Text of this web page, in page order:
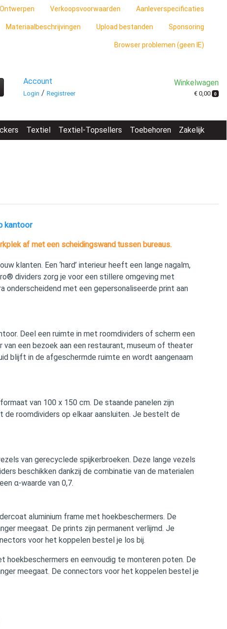
Ontwerpen Verkoopsvoorwaarden Aanleverspecificaties
Materiaalbeschrijvingen Upload bestanden Sponsoring
Browser problemen (geen IE)
Account
Login /Registreer
Winkelwagen
€ 0,00 0
Textiel Textiel-Topsellers Toebehoren Zakelijk
kantoor
af met een scheidingswand tussen bureaus.
klanten. Een ‘hard’ interieur heeft een lange nagalm,
dividers zorg je voor een stillere omgeving met
onderscheidend met een gepersonaliseerde print aan
Deel een ruimte in met roomdividers of scherm een
een bezoek aan een restaurant, museum of theater
blijft in de afgeschermde ruimte en wordt aangenaam
van 100 x 150 cm. De staande panelen zijn
de roomdividers op elkaar aansluiten. Je bestelt de
van gerecyclede spijkerbroeken. Deze lange vezels
beschikken dankzij de combinatie van de materialen
α-waarde van 0,7.
aluminium frame met hoekbeschermers. De
meegaat. De prints zijn permanent verlijmd. Je
voor het koppelen bestel je los bij.
hoekbeschermers en eenvoudig te monteren poten. De
meegaat. De connectors voor het koppelen bestel je